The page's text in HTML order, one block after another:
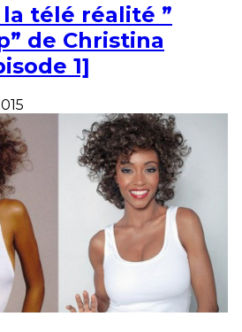
télé réalité ”
de Christina
1]